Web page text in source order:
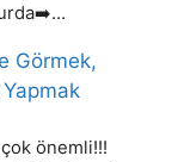
Görmek,
önemli!!!